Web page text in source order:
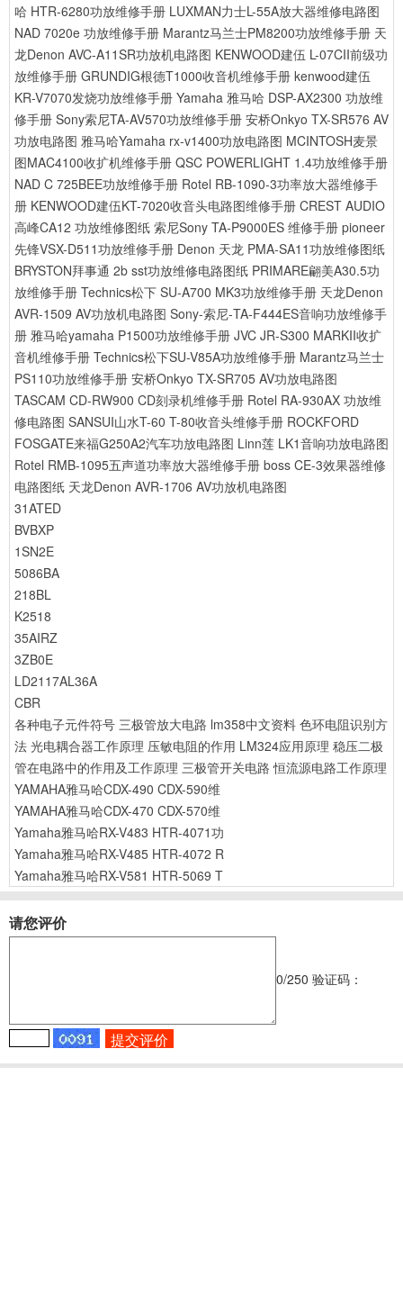
哈 HTR-6280功放维修手册 LUXMAN力士L-55A放大器维修电路图
NAD 7020e 功放维修手册 Marantz马兰士PM8200功放维修手册 天
龙Denon AVC-A11SR功放机电路图 KENWOOD建伍 L-07CII前级功
放维修手册 GRUNDIG根德T1000收音机维修手册 kenwood建伍
KR-V7070发烧功放维修手册 Yamaha 雅马哈 DSP-AX2300 功放维
修手册 Sony索尼TA-AV570功放维修手册 安桥Onkyo TX-SR576 AV
功放电路图 雅马哈Yamaha rx-v1400功放电路图 MCINTOSH麦景
图MAC4100收扩机维修手册 QSC POWERLIGHT 1.4功放维修手册
NAD C 725BEE功放维修手册 Rotel RB-1090-3功率放大器维修手
册 KENWOOD建伍KT-7020收音头电路图维修手册 CREST AUDIO
高峰CA12 功放维修图纸 索尼Sony TA-P9000ES 维修手册 pioneer
先锋VSX-D511功放维修手册 Denon 天龙 PMA-SA11功放维修图纸
BRYSTON拜事通 2b sst功放维修电路图纸 PRIMARE翩美A30.5功
放维修手册 Technics松下 SU-A700 MK3功放维修手册 天龙Denon
AVR-1509 AV功放机电路图 Sony-索尼-TA-F444ES音响功放维修手
册 雅马哈yamaha P1500功放维修手册 JVC JR-S300 MARKII收扩
音机维修手册 Technics松下SU-V85A功放维修手册 Marantz马兰士
PS110功放维修手册 安桥Onkyo TX-SR705 AV功放电路图
TASCAM CD-RW900 CD刻录机维修手册 Rotel RA-930AX 功放维
修电路图 SANSUI山水T-60 T-80收音头维修手册 ROCKFORD
FOSGATE来福G250A2汽车功放电路图 Linn莲 LK1音响功放电路图
Rotel RMB-1095五声道功率放大器维修手册 boss CE-3效果器维修
电路图纸 天龙Denon AVR-1706 AV功放机电路图
31ATED
BVBXP
1SN2E
5086BA
218BL
K2518
35AIRZ
3ZB0E
LD2117AL36A
CBR
各种电子元件符号 三极管放大电路 lm358中文资料 色环电阻识别方
法 光电耦合器工作原理 压敏电阻的作用 LM324应用原理 稳压二极
管在电路中的作用及工作原理 三极管开关电路 恒流源电路工作原理
YAMAHA雅马哈CDX-490 CDX-590维
YAMAHA雅马哈CDX-470 CDX-570维
Yamaha雅马哈RX-V483 HTR-4071功
Yamaha雅马哈RX-V485 HTR-4072 R
Yamaha雅马哈RX-V581 HTR-5069 T
请您评价
0/250 验证码：